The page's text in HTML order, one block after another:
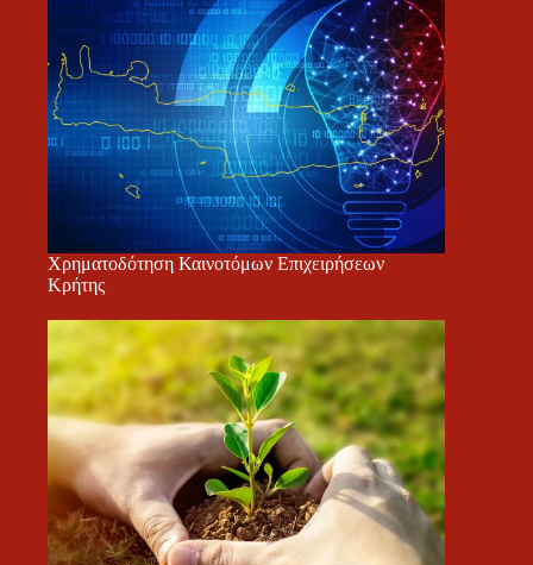
Χρηματοδότηση Καινοτόμων Επιχειρήσεων
Κρήτης